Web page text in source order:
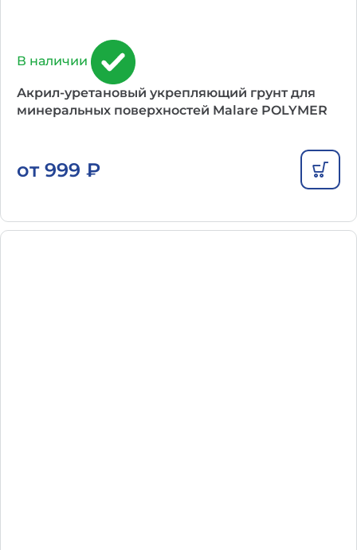
В наличии
Акрил-уретановый укрепляющий грунт для
минеральных поверхностей Malare POLYMER
от 999 ₽